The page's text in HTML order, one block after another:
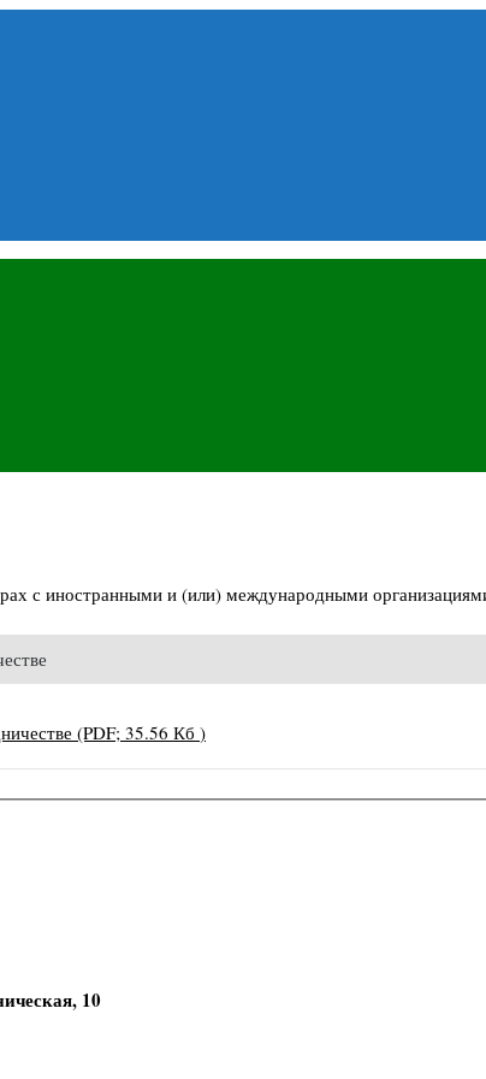
с иностранными и (или) международными
(PDF; 35.56 Кб )
10